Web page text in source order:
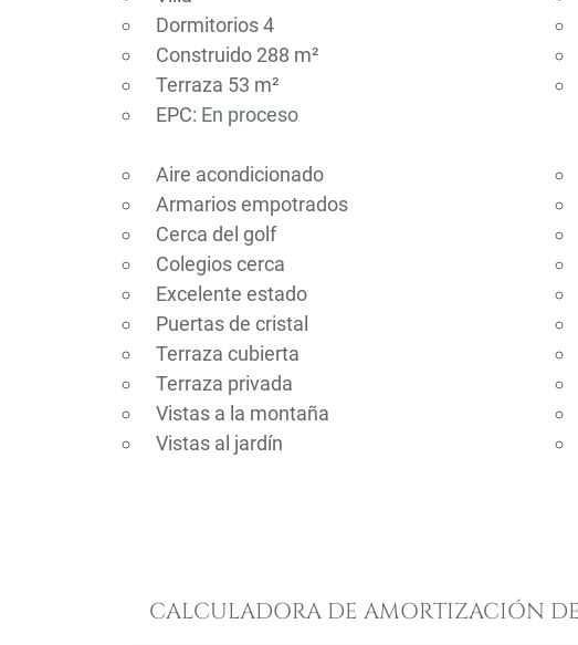
Dormitorios 4
Construido 288 m²
Terraza 53 m²
EPC: En proceso
Aire acondicionado
Armarios empotrados
Cerca del golf
Colegios cerca
Excelente estado
Puertas de cristal
Terraza cubierta
Terraza privada
Vistas a la montaña
Vistas al jardín
CALCULADORA DE AMORTIZACIÓN